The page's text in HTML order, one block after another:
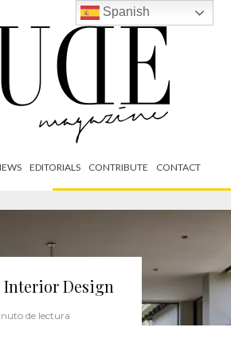
EDITORIALS CONTRIBUTE CONTACT
Interior Design
de lectura
Spanish